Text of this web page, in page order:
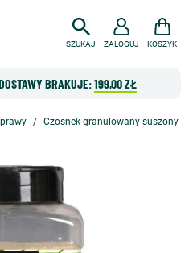
SZUKAJ
BRAKUJE:199,00 ZŁ
ZALOGUJ KOSZYK
Czosnek granulowany suszony